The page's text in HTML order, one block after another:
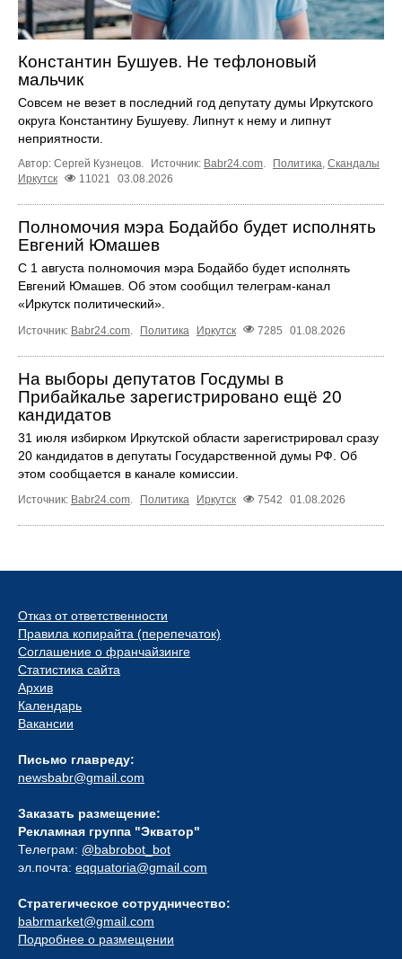
Константин Бушуев. Не тефлоновый
мальчик
Совсем не везет в последний год депутату думы Иркутского
округа Константину Бушуеву. Липнут к нему и липнут
неприятности.
Автор: Сергей Кузнецов. Источник: Babr24.com. Политика, Скандалы
Иркутск
11021 03.08.2026
Полномочия мэра Бодайбо будет исполнять
Евгений Юмашев
С 1 августа полномочия мэра Бодайбо будет исполнять
Евгений Юмашев. Об этом сообщил телеграм-канал
«Иркутск политический».
Источник: Babr24.com Политика Иркутск 7285 01.08.2026
На выборы депутатов Госдумы в
Прибайкалье зарегистрировано ещё 20
кандидатов
31 июля избирком Иркутской области зарегистрировал сразу
20 кандидатов в депутаты Государственной думы РФ. Об
этом сообщается в канале комиссии.
Источник: Babr24.com Политика Иркутск 7542 01.08.2026
Отказ от ответственности
Правила копирайта (перепечаток)
Соглашение о франчайзинге
Статистика сайта
Архив
Календарь
Вакансии
Письмо главреду:
newsbabr@gmail.com
Заказать размещение:
Рекламная группа "Экватор"
Телеграм: @babrobot_bot
эл.почта: eqquatoria@gmail.com
Стратегическое сотрудничество:
babrmarket@gmail.com
Подробнее о размещении